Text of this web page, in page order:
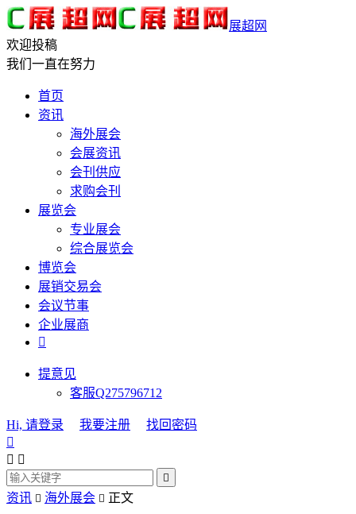
展超网
欢迎投稿
我们一直在努力
首页
资讯
海外展会
会展资讯
会刊供应
求购会刊
展览会
专业展会
综合展览会
博览会
展销交易会
会议节事
企业展商

提意见
客服Q275796712
Hi, 请登录 我要注册
找回密码

 

资讯  海外展会  正文